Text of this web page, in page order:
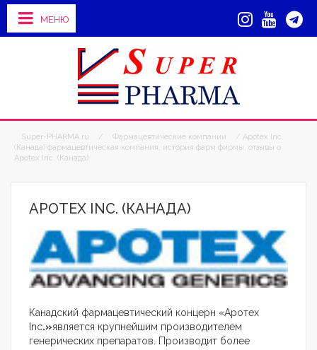
МЕНЮ
Super-PHARMA.ru / Фармацевтические компании
/ Apotex Inc.
(Канада) фармацевтическая компания, история фарм фирмы, отзывы о
Apotex Inc. (Канада)
APOTEX INC. (КАНАДА)
Канадский фармацевтический концерн «Аротех
Inc.»является крупнейшим производителем
генерических препаратов. Производит более